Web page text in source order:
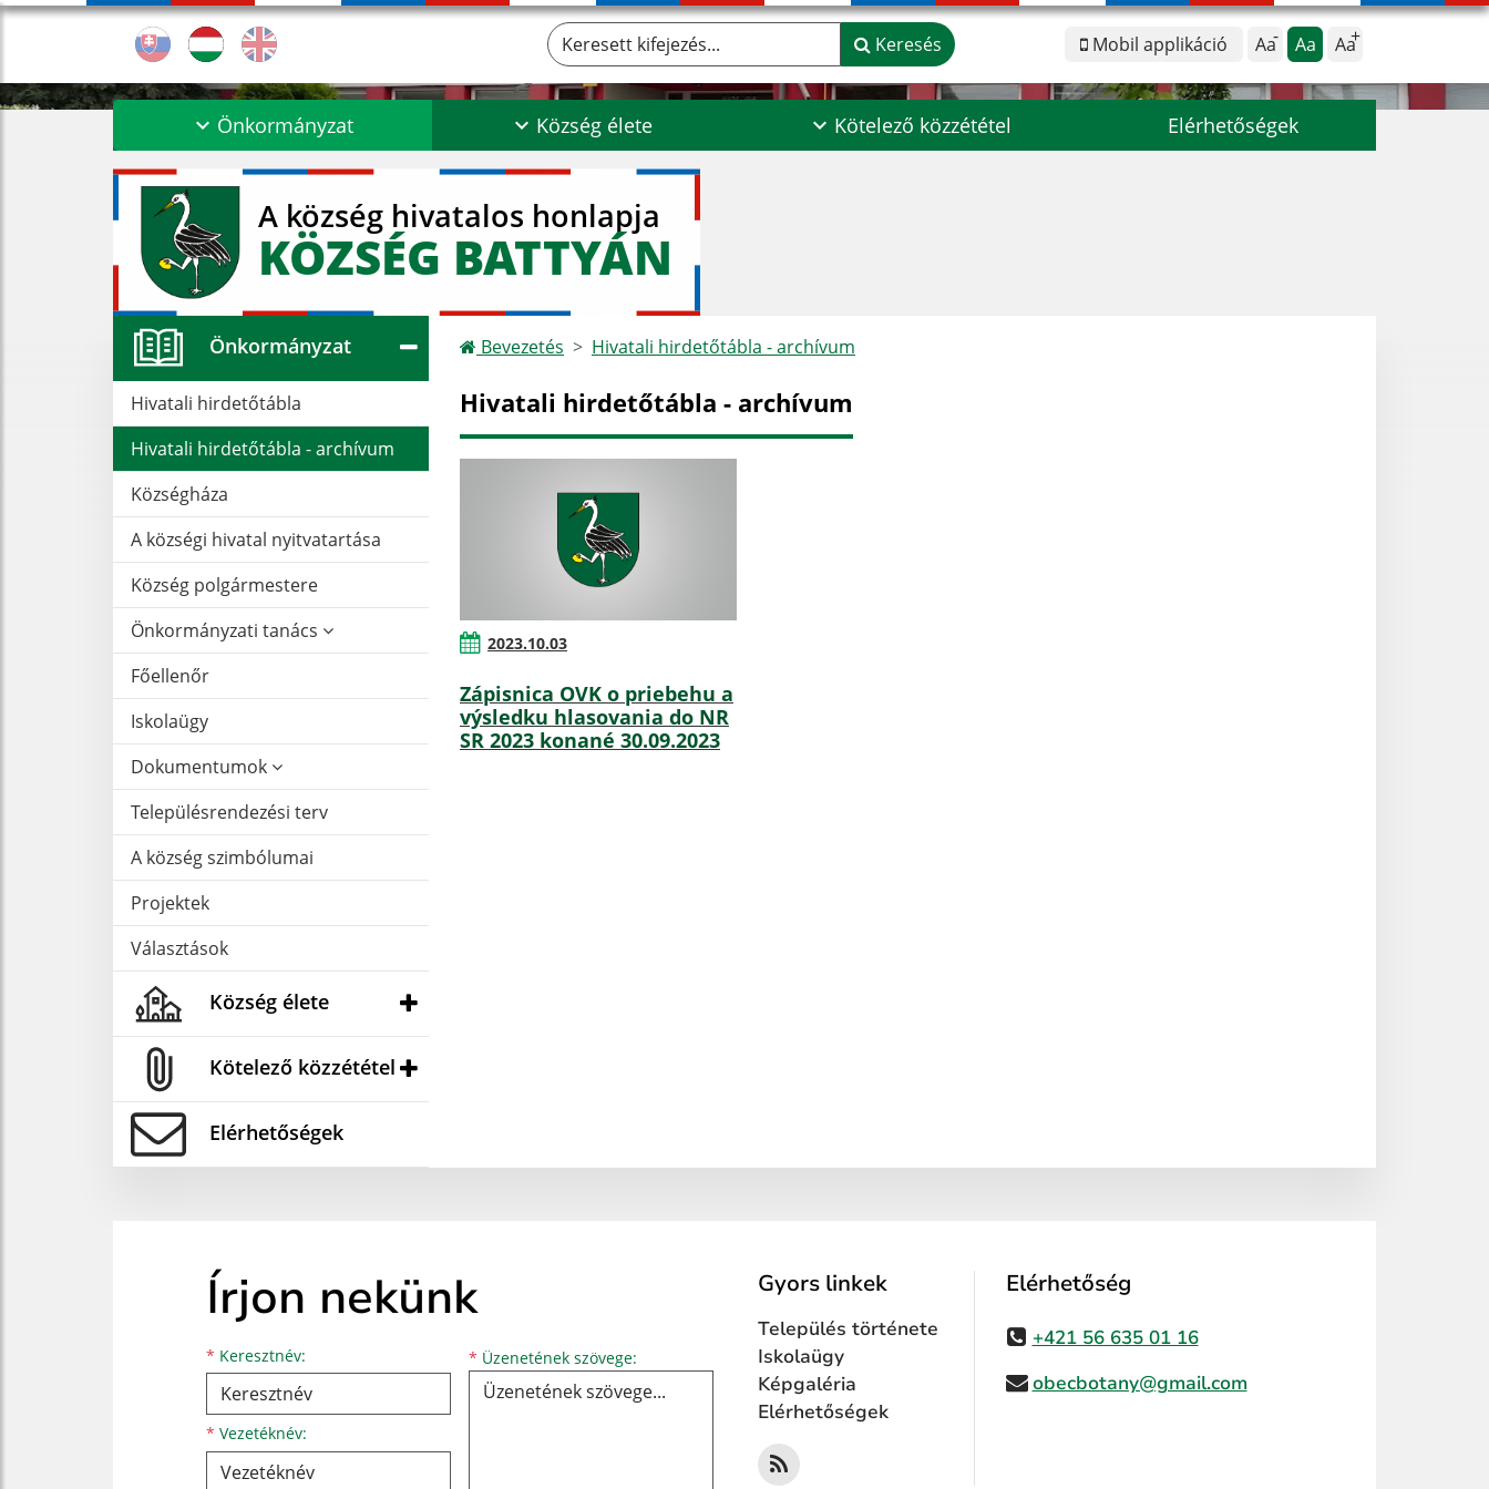
Mobil applikáció Aa Aa Aa
Keresett kifejezés... Keresés
Önkormányzat Község élete Kötelező közzététel Elérhetőségek
A község hivatalos honlapja
KÖZSÉG BATTYÁN
Önkormányzat
Hivatali hirdetőtábla
Hivatali hirdetőtábla - archívum
Községháza
A községi hivatal nyitvatartása
Község polgármestere
Önkormányzati tanács
Főellenőr
Iskolaügy
Dokumentumok
Településrendezési terv
A község szimbólumai
Projektek
Választások
Község élete
Kötelező közzététel
Elérhetőségek
Bevezetés Hivatali hirdetőtábla - archívum
Hivatali hirdetőtábla - archívum
2023.10.03
Zápisnica OVK o priebehu a
výsledku hlasovania do NR
SR 2023 konané 30.09.2023
Írjon nekünk
* Keresztnév:
Keresztnév
* Vezetéknév:
Vezetéknév
E-mail cím * Üzenetének szövege: Üzenetének szövege...
Gyors linkek
Település története
Iskolaügy
Képgaléria
Elérhetőségek
Elérhetőség
+421 56 635 01 16
obecbotany@gmail.com